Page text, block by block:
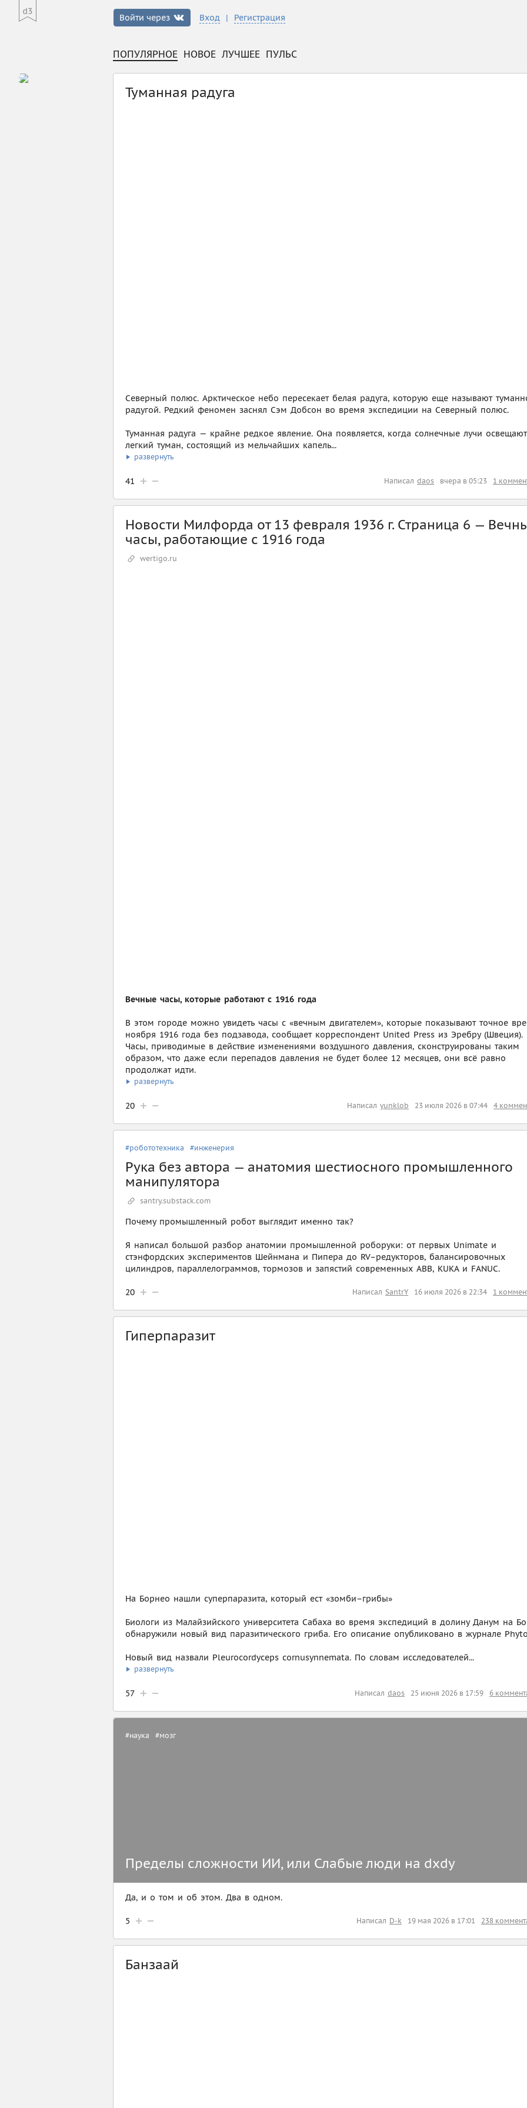
Войти через Вход | Регистрация
ПОПУЛЯРНОЕ НОВОЕ ЛУЧШЕЕ ПУЛЬС
Туманная радуга
Северный полюс. Арктическое небо пересекает белая радуга, которую еще называют
радугой. Редкий феномен заснял Сэм Добсон во время экспедиции на Северный полюс.
Туманная радуга — крайне редкое явление. Она появляется, когда солнечные лучи освещают
легкий туман, состоящий из мельчайших капель...
развернуть
Написал daos вчера в 05:23 1
41
Новости Милфорда от 13 февраля 1936 г. Страница 6 —
часы, работающие с 1916 года
wertigo.ru
Вечные часы, которые работают с 1916 года
В этом городе можно увидеть часы с «вечным двигателем», которые показывают точное
ноября 1916 года без подзавода, сообщает корреспондент United Press из Эребру (Швеция).
Часы, приводимые в действие изменениями воздушного давления, сконструированы таким
образом, что даже если перепадов давления не будет более 12 месяцев, они всё равно
продолжат идти.
развернуть
Написал yunklob 23 июля 2026 в 07:44 4
20
#робототехника #инженерия
Рука без автора — анатомия шестиосного промышленного
манипулятора
santry.substack.com
Почему промышленный робот выглядит именно так?
Я написал большой разбор анатомии промышленной роборуки: от первых Unimate и
стэнфордских экспериментов Шейнмана и Пипера до RV–редукторов, балансировочных
цилиндров, параллелограммов, тормозов и запястий современных ABB, KUKA и FANUC.
Написал SantrY 16 июля 2026 в 22:34 1
20
Гиперпаразит
На Борнео нашли суперпаразита, который ест «зомби–грибы»
Биологи из Малайзийского университета Сабаха во время экспедиций в долину Данум на
обнаружили новый вид паразитического гриба. Его описание опубликовано в журнале
Новый вид назвали Pleurocordyceps cornusynnemata. По словам исследователей...
развернуть
Написал daos 25 июня 2026 в 17:59 6
57
Пределы сложности ИИ, или Слабые люди на dxdy
#наука #мозг
Да, и о том и об этом. Два в одном.
Написал D-k 19 мая 2026 в 17:01 238
5
Банзаай